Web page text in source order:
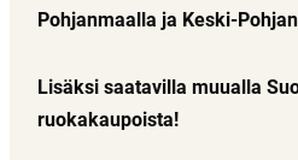
Pohjanmaalla ja Keski-
Lisäksi saatavilla muualla
ruokakaupoista!